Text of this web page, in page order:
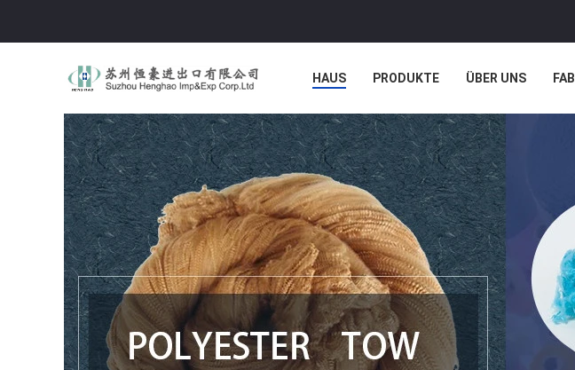
HAUS PRODUKTE ÜBER UNS
NACHRICHTEN FÄLLE